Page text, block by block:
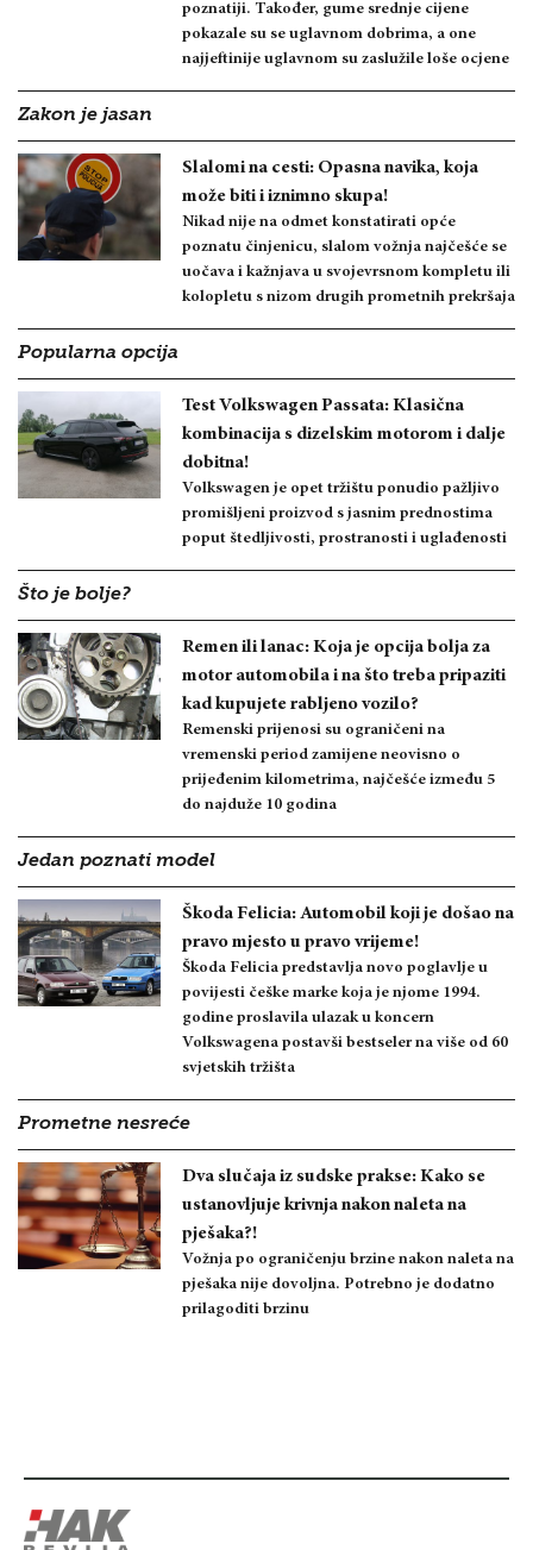
poznatiji. Također, gume srednje cijene
pokazale su se uglavnom dobrima, a one
najjeftinije uglavnom su zaslužile loše ocjene
Zakon je jasan
Slalomi na cesti: Opasna navika, koja
može biti i iznimno skupa!
Nikad nije na odmet konstatirati opće
poznatu činjenicu, slalom vožnja najčešće se
uočava i kažnjava u svojevrsnom kompletu ili
kolopletu s nizom drugih prometnih prekršaja
Popularna opcija
Test Volkswagen Passata: Klasična
kombinacija s dizelskim motorom i dalje
dobitna!
Volkswagen je opet tržištu ponudio pažljivo
promišljeni proizvod s jasnim prednostima
poput štedljivosti, prostranosti i uglađenosti
Što je bolje?
Remen ili lanac: Koja je opcija bolja za
motor automobila i na što treba pripaziti
kad kupujete rabljeno vozilo?
Remenski prijenosi su ograničeni na
vremenski period zamijene neovisno o
prijeđenim kilometrima, najčešće između 5
do najduže 10 godina
Jedan poznati model
Škoda Felicia: Automobil koji je došao na
pravo mjesto u pravo vrijeme!
Škoda Felicia predstavlja novo poglavlje u
povijesti češke marke koja je njome 1994.
godine proslavila ulazak u koncern
Volkswagena postavši bestseler na više od 60
svjetskih tržišta
Prometne nesreće
Dva slučaja iz sudske prakse: Kako se
ustanovljuje krivnja nakon naleta na
pješaka?!
Vožnja po ograničenju brzine nakon naleta na
pješaka nije dovoljna. Potrebno je dodatno
prilagoditi brzinu